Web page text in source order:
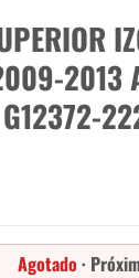
Agotado ·